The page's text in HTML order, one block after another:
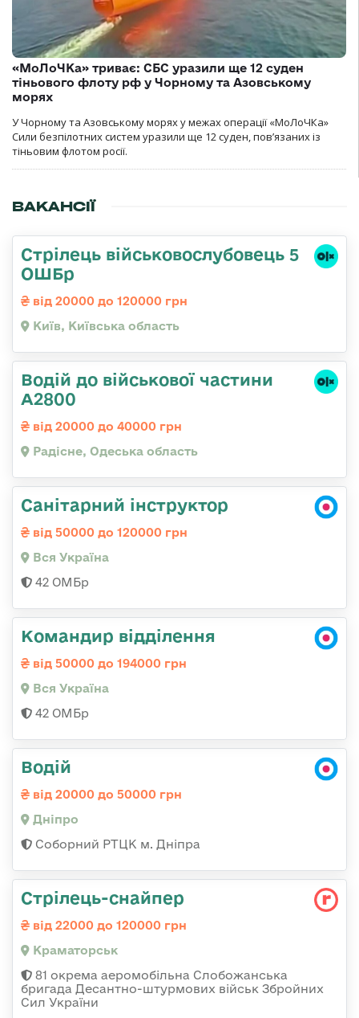
«МоЛоЧКа» триває: СБС уразили ще 12 суден
тіньового флоту рф у Чорному та Азовському
морях
У Чорному та Азовському морях у межах операції «МоЛоЧКа»
Сили безпілотних систем уразили ще 12 суден, пов’язаних із
тіньовим флотом росії.
ВАКАНСІЇ
Стрілець військовослубовець 5
ОШБр
від 20000 до 120000 грн
Київ, Київська область
Водій до військової частини
А2800
від 20000 до 40000 грн
Радісне, Одеська область
Санітарний інструктор
від 50000 до 120000 грн
Вся Україна
42 ОМБр
Командир відділення
від 50000 до 194000 грн
Вся Україна
42 ОМБр
Водій
від 20000 до 50000 грн
Дніпро
Соборний РТЦК м. Дніпра
Стрілець-снайпер
від 22000 до 120000 грн
Краматорськ
81 окрема аеромобільна Слобожанська
бригада Десантно-штурмових військ Збройних
Сил України